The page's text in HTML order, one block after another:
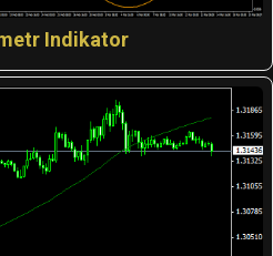
Indikator